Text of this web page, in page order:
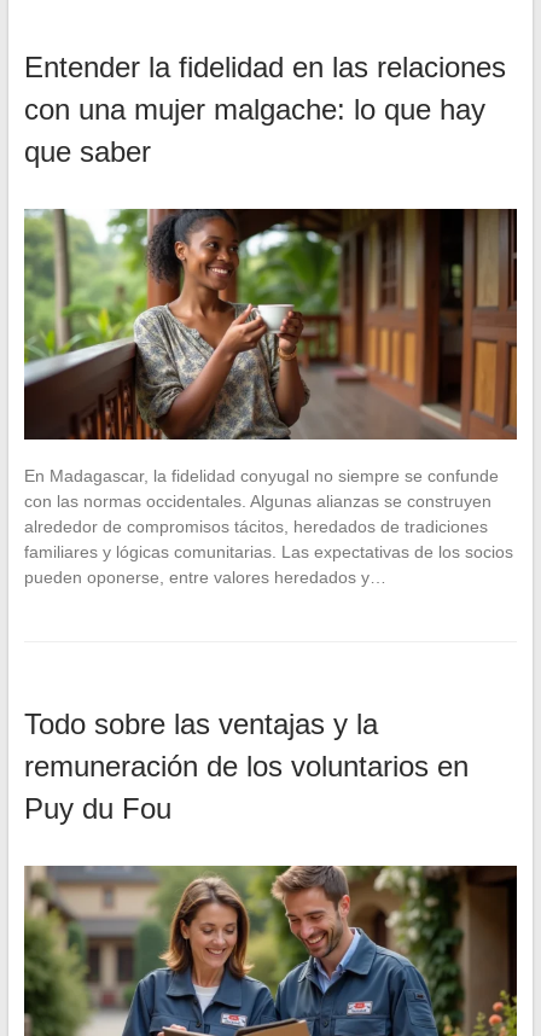
Entender la fidelidad en las relaciones
con una mujer malgache: lo que hay
que saber
En Madagascar, la fidelidad conyugal no siempre se confunde
con las normas occidentales. Algunas alianzas se construyen
alrededor de compromisos tácitos, heredados de tradiciones
familiares y lógicas comunitarias. Las expectativas de los socios
pueden oponerse, entre valores heredados y…
Todo sobre las ventajas y la
remuneración de los voluntarios en
Puy du Fou